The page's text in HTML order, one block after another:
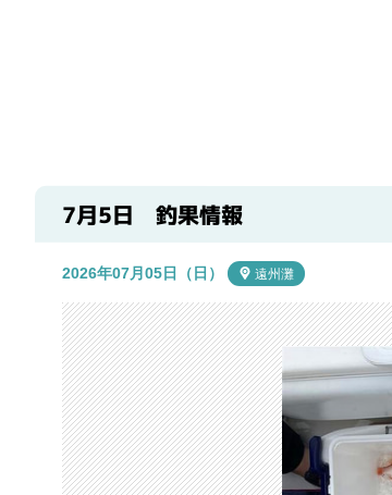
7月5日 釣果情報
2026年07月05日（日） 遠州灘